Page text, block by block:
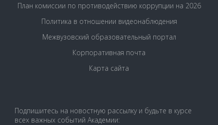
План комиссии по противодействию коррупции на 2026
Политика в отношении видеонаблюдения
Межвузовский образовательный портал
Корпоративная почта
Карта сайта
Подпишитесь на новостную рассылку и будьте в курсе
всех важных событий Академии: